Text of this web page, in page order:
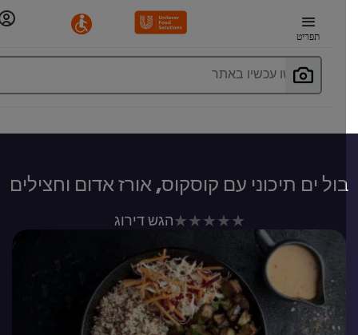
תפריט
חפשו עכשיו באתר
ים תיכוני עם קוסקוס, אורז אדום וחצילים
לא
דירוגים
עבור
recipe
זה
הגש דירוג